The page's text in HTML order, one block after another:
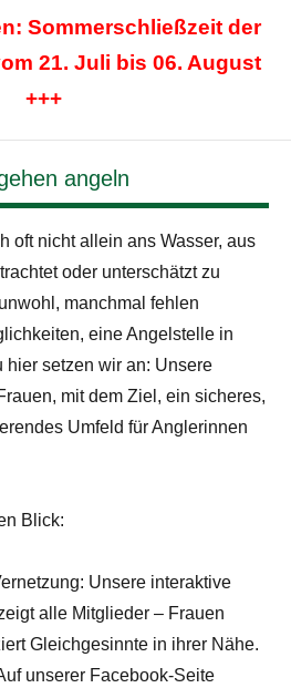
Sommerschließzeit der
21. Juli bis 06. August
+++
angeln
oft nicht allein ans Wasser, aus
oder unterschätzt zu
manchmal fehlen
eine Angelstelle in
hier setzen wir an: Unsere
mit dem Ziel, ein sicheres,
Umfeld für Anglerinnen
Blick:
Unsere interaktive
alle Mitglieder – Frauen
Gleichgesinnte in ihrer Nähe.
unserer Facebook-Seite